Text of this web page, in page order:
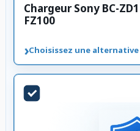
Chargeur Sony BC-
FZ100
›Choisissez une alternative